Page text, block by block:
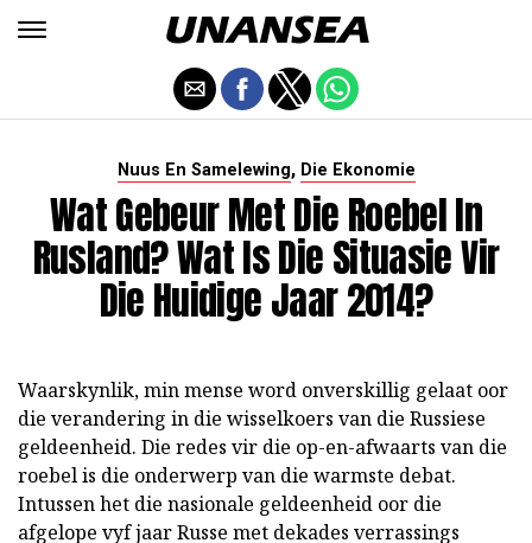
Nuus En Samelewing, Die Ekonomie
Wat Gebeur Met Die Roebel In
Rusland? Wat Is Die Situasie Vir
Die Huidige Jaar 2014?
Waarskynlik, min mense word onverskillig gelaat oor
die verandering in die wisselkoers van die Russiese
geldeenheid. Die redes vir die op-en-afwaarts van die
roebel is die onderwerp van die warmste debat.
Intussen het die nasionale geldeenheid oor die
afgelope vyf jaar Russe met dekades verrassings